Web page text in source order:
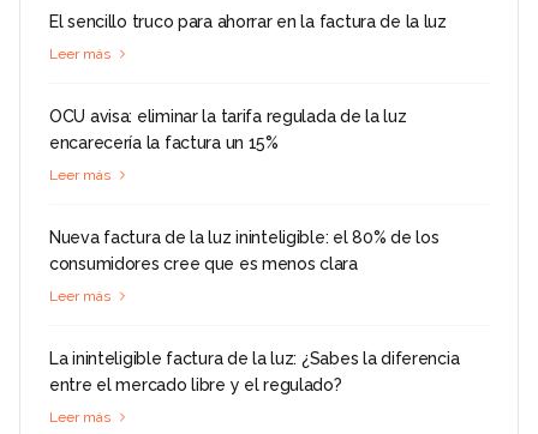
El sencillo truco para ahorrar en la factura de la luz
Leer más
OCU avisa: eliminar la tarifa regulada de la luz
encarecería la factura un 15%
Leer más
Nueva factura de la luz ininteligible: el 80% de los
consumidores cree que es menos clara
Leer más
La ininteligible factura de la luz: ¿Sabes la diferencia
entre el mercado libre y el regulado?
Leer más